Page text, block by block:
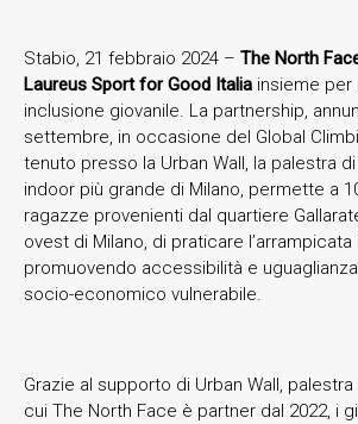
Stabio, 21 febbraio 2024 – The North
Laureus Sport for Good Italia insieme
inclusione giovanile. La partnership,
settembre, in occasione del Global
tenuto presso la Urban Wall, la palestra
indoor più grande di Milano, permette a
ragazze provenienti dal quartiere
ovest di Milano, di praticare l’arrampicata
promuovendo accessibilità e
socio-economico vulnerabile.
Grazie al supporto di Urban Wall,
cui The North Face è partner dal 2022, i